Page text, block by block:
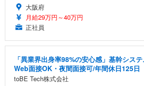
大阪府
月給29万円～40万円
正社員
「異業界出身率98%の安心感」基幹シス
Web面接OK・夜間面接可/年間休日125日
toBE Tech株式会社